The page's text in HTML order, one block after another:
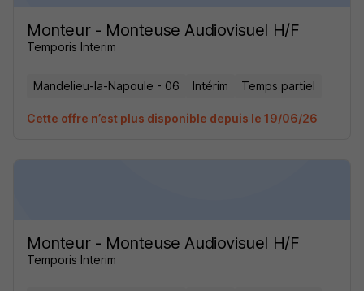
Monteur - Monteuse Audiovisuel H/F
Temporis Interim
Mandelieu-la-Napoule - 06 Intérim Temps partiel
Cette offre n’est plus disponible depuis le 19/06/26
Monteur - Monteuse Audiovisuel H/F
Temporis Interim